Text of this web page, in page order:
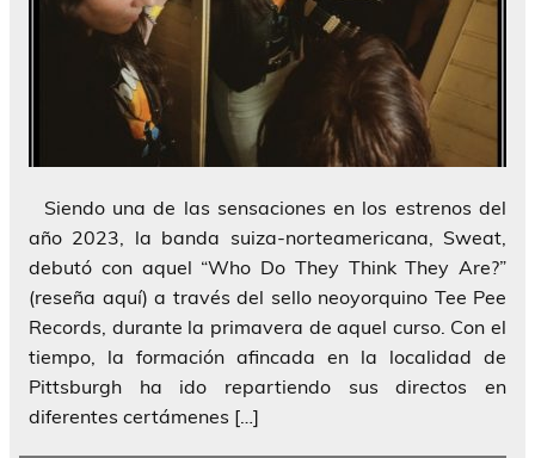
Siendo una de las sensaciones en los estrenos del
año 2023, la banda suiza-norteamericana, Sweat,
debutó con aquel “Who Do They Think They Are?”
(reseña aquí) a través del sello neoyorquino Tee Pee
Records, durante la primavera de aquel curso. Con el
tiempo, la formación afincada en la localidad de
Pittsburgh ha ido repartiendo sus directos en
diferentes certámenes […]